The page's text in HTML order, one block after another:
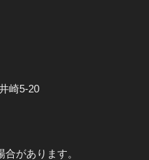
崎5-20
があります。